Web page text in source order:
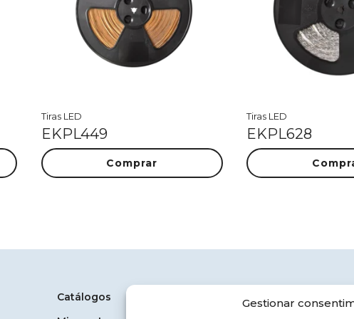
Gestionar
Tiras LED
EKPL449
Comprar
Tiras LED
EKPL628
Catálogos
Aviso legal